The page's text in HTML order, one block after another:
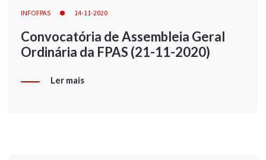
INFOFPAS 14-11-2020
Convocatória de Assembleia Geral
Ordinária da FPAS (21-11-2020)
Ler mais